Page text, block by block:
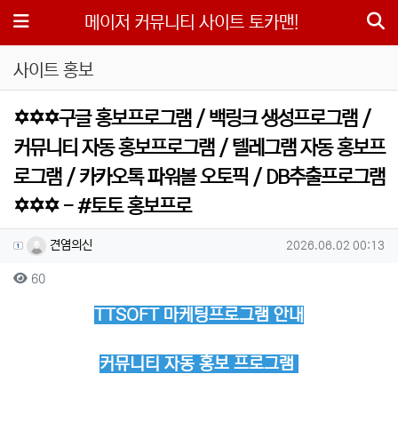
메뉴 메이저 커뮤니티 사이트 토카맨!
사이트 홍보
✡️✡️✡️구글 홍보프로그램 / 백링크 생성프로그램 /
커뮤니티 자동 홍보프로그램 / 텔레그램 자동 홍보프
로그램 / 카카오톡 파워볼 오토픽 / DB추출프로그램
✡️✡️✡️ - #토토 홍보프로
작성자 정보
견염의신 작성일
2026.06.02 00:13
컨텐츠 정보
60조회
TTSOFT 마케팅프로그램 안내
커뮤니티 자동 홍보 프로그램